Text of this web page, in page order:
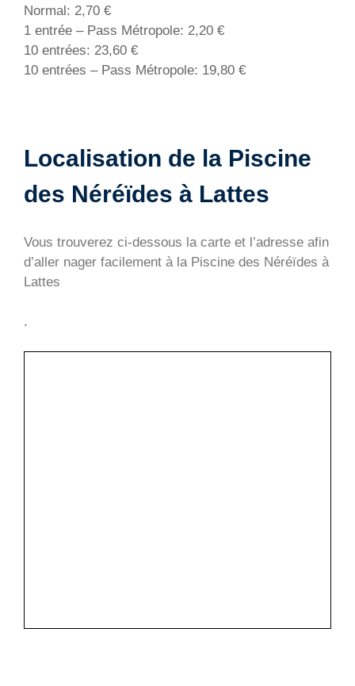
Normal: 2,70 €
1 entrée – Pass Métropole: 2,20 €
10 entrées: 23,60 €
10 entrées – Pass Métropole: 19,80 €
Localisation de la Piscine
des Néréïdes à Lattes
Vous trouverez ci-dessous la carte et l’adresse afin
d’aller nager facilement à la Piscine des Néréïdes à
Lattes
.